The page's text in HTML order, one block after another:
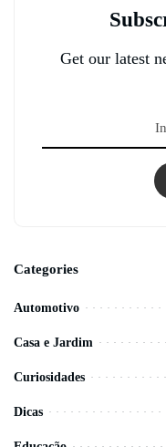
Get our latest
Categories
Automotivo
Casa e Jardim
Curiosidades
Dicas